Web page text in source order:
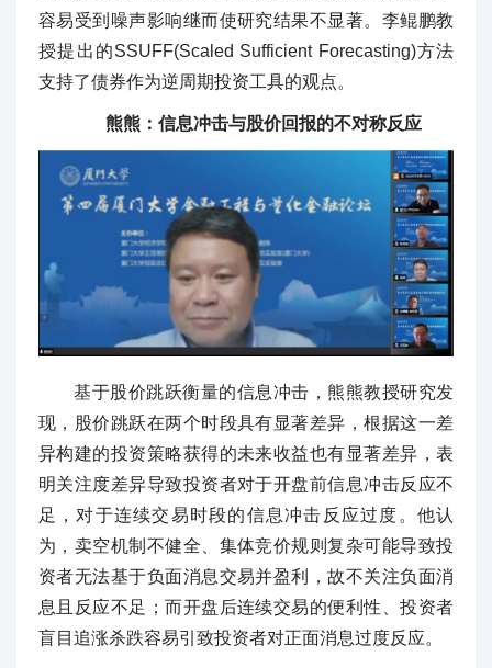
容易受到噪声影响继而使研究结果不显著。李鲲鹏教
授提出的SSUFF(Scaled Sufficient Forecasting)方法
支持了债券作为逆周期投资工具的观点。
熊熊：信息冲击与股价回报的不对称反应
基于股价跳跃衡量的信息冲击，熊熊教授研究发
现，股价跳跃在两个时段具有显著差异，根据这一差
异构建的投资策略获得的未来收益也有显著差异，表
明关注度差异导致投资者对于开盘前信息冲击反应不
足，对于连续交易时段的信息冲击反应过度。他认
为，卖空机制不健全、集体竞价规则复杂可能导致投
资者无法基于负面消息交易并盈利，故不关注负面消
息且反应不足；而开盘后连续交易的便利性、投资者
盲目追涨杀跌容易引致投资者对正面消息过度反应。